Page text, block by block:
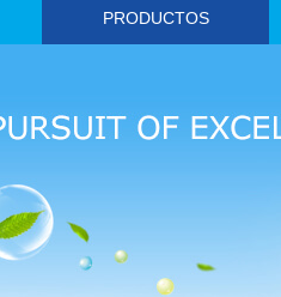
PRODUCTOS
Productos para la Salud Animal
Intermediarios para APIs